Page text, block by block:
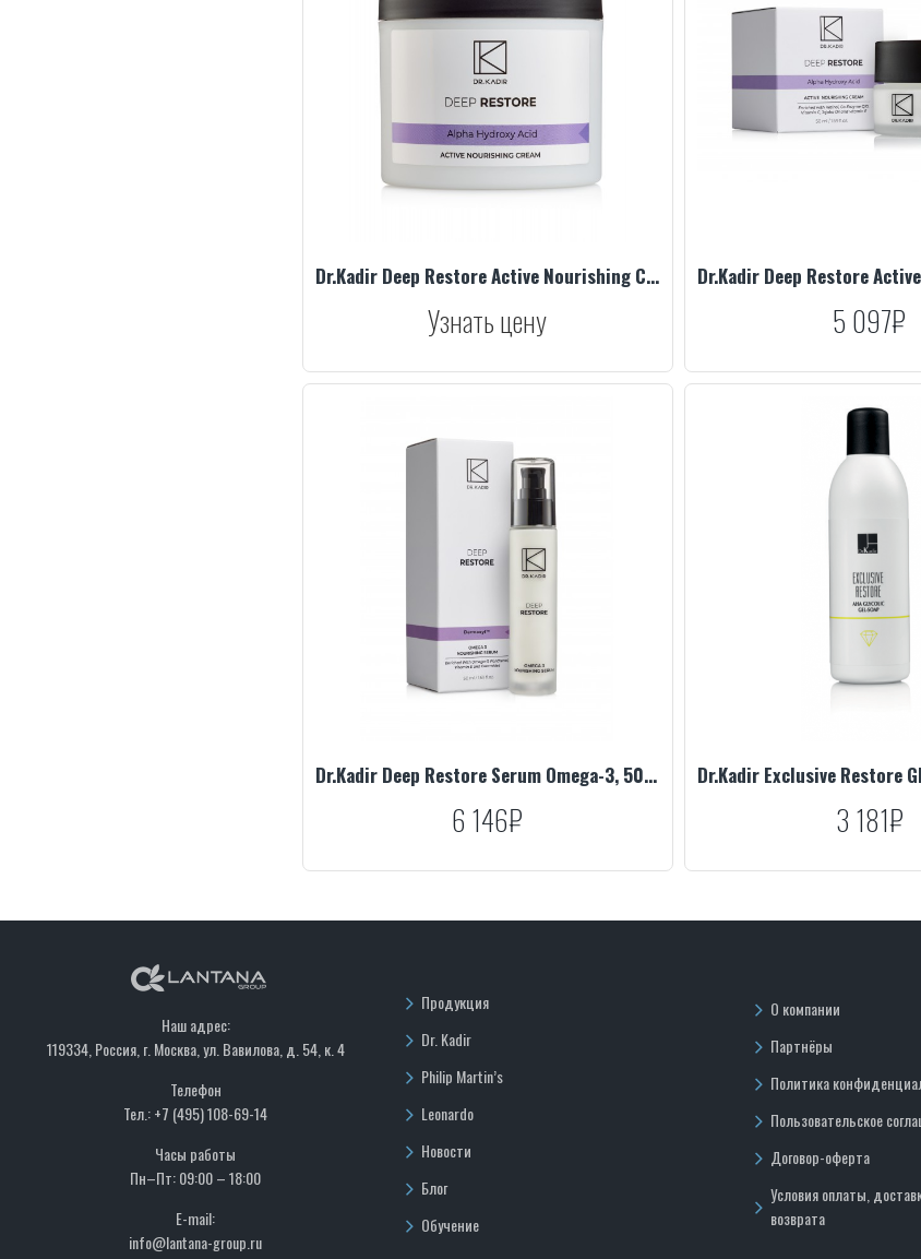
Dr.Kadir Deep Restore Active Nourishing Cream, 250 ml
Узнать цену 5 097₽
Dr.Kadir Deep Restore Serum Omega-3, 50 ml
6 146₽ 3 181₽
Наш адрес:
119334, Россия, г. Москва, ул. Вавилова, д. 54, к. 4
Телефон
Тел.: +7 (495) 108-69-14
Часы работы
Пн–Пт: 09:00 – 18:00
E-mail:
info@lantana-group.ru
Продукция
Dr. Kadir
Philip Martin’s
Leonardo
Новости
Блог
Обучение
О компании
Партнёры
Политика
Пользовательское
Договор-оферта
Условия оплаты,
возврата